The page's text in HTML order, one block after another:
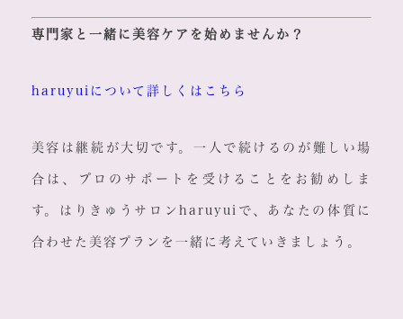
専門家と一緒に美容ケアを始めませんか？
haruyuiについて詳しくはこちら
美容は継続が大切です。一人で続けるのが難しい場
合は、プロのサポートを受けることをお勧めしま
す。はりきゅうサロンharuyuiで、あなたの体質に
合わせた美容プランを一緒に考えていきましょう。